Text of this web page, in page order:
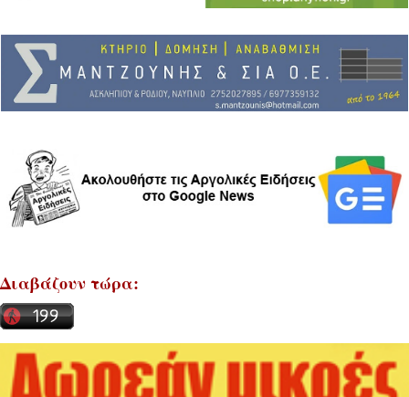
Διαβάζουν τώρα: